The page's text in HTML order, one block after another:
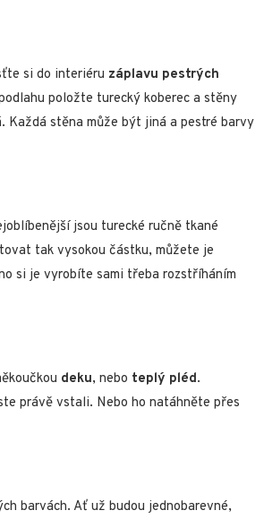
si do interiéru záplavu pestrých
položte turecký koberec a stěny
stěna může být jiná a pestré barvy
jsou turecké ručně tkané
tak vysokou částku, můžete je
si je vyrobíte sami třeba rozstříháním
deku, nebo teplý pléd.
právě vstali. Nebo ho natáhněte přes
barvách. Ať už budou jednobarevné,